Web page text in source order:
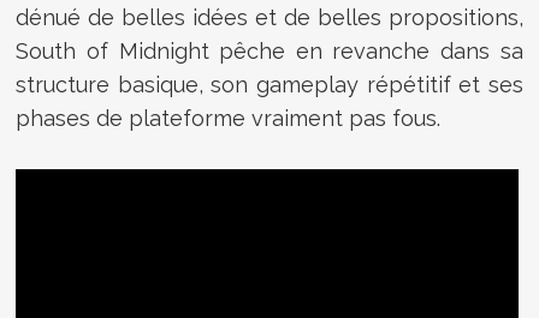
dénué de belles idées et de belles propositions,
South of Midnight pêche en revanche dans sa
structure basique, son gameplay répétitif et ses
phases de plateforme vraiment pas fous.